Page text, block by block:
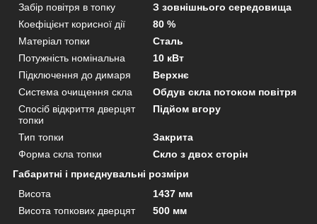
Забір повітря в топку
З зовнішнього середовища
Коефіцієнт корисної дії
80 %
Матеріал топки
Сталь
Потужність номінальна
10 кВт
Підключення до димаря
Верхнє
Система очищення скла
Обдув скла потоком повітря
Спосіб відкриття дверцят
топки
Підйом вгору
Тип топки
Закрита
Форма скла топки
Скло з двох сторін
Габаритні і приєднувальні розміри
Висота
1437 мм
Висота топкових дверцят
500 мм